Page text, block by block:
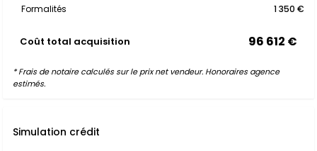
Formalités
1 350 €
Coût total acquisition 96 612 €
* Frais de notaire calculés sur le prix net vendeur. Honoraires agence
estimés.
Simulation crédit